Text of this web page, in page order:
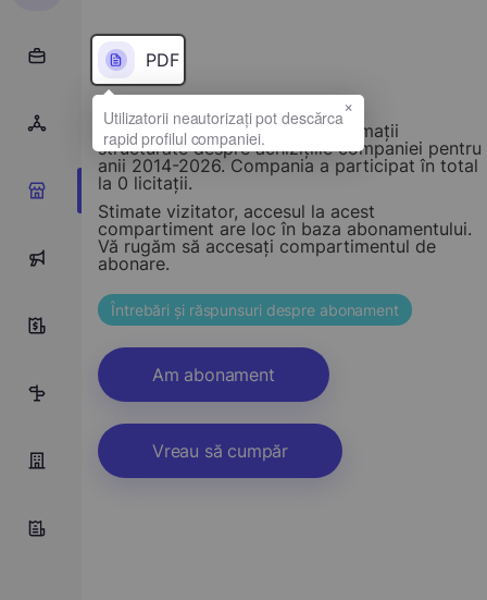
0
0
0
PDF
Acest compartiment oferă informații
structurate despre achizițiile companiei pentru
anii 2014-2026. Compania a participat în total
la 0 licitații.
Stimate vizitator, accesul la acest
compartiment are loc în baza abonamentului.
Vă rugăm să accesați compartimentul de
abonare.
Întrebări și răspunsuri despre abonament
Am abonament
Vreau să cumpăr
×